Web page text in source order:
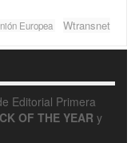
Europea Wtransnet
Editorial Primera
OF THE YEARy